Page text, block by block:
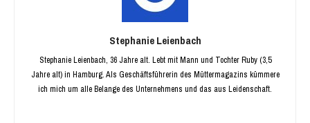
Stephanie Leienbach
Stephanie Leienbach, 36 Jahre alt. Lebt mit Mann und Tochter Ruby (3,5
Jahre alt) in Hamburg. Als Geschäftsführerin des Müttermagazins kümmere
ich mich um alle Belange des Unternehmens und das aus Leidenschaft.